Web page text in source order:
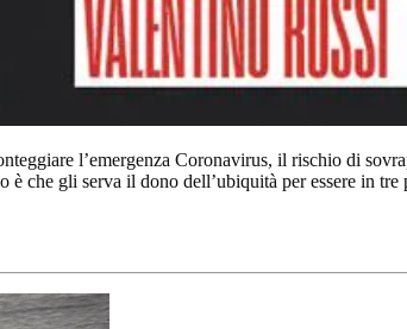
l’emergenza Coronavirus, il rischio di
è che gli serva il dono dell’ubiquità per essere in